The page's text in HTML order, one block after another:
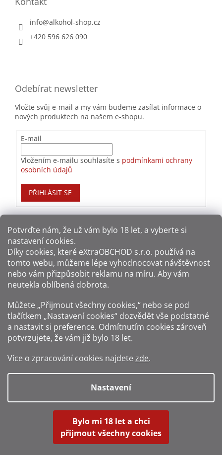
Potvrďte nám​​, že už vám bylo 18 let, a vyberte si
nastavení cookies.
Díky cookies, které eXtraOBCHOD s.r.o. používá na
tomto webu, můžeme lépe vyhodnocovat návštěvnost
nebo vám přizpůsobit reklamu na míru. Aby vám
neutekla oblíbená dobrota.
Můžete „Přijmout všechny cookies,“ nebo se pod
tlačítkem „Nastavení cookies“ dozvědět vše podstatné
a nastavit si preference. Odmítnutím cookies zároveň
potvrzujete, že vám již bylo 18 let.
Více o zpracování cookies najdete zde.
Nastavení
Bylo mi 18 let a chci
přijmout všechny cookies
info@alkohol-shop.cz
+420 596 626 090
Odebírat newsletter
Vložte svůj e-mail a my vám budeme zasílat informace o
nových produktech na našem e-shopu.
E-mail
Vložením e-mailu souhlasíte s podmínkami ochrany
osobních údajů
PŘIHLÁSIT SE
Způsoby dopravy:
Zákaz prodeje alkoholu osobám mladším 18 let.
Vytvořil Shoptet
Copyright 2016-2026Alkohol-shop.cz. Všechna práva vyhrazena.